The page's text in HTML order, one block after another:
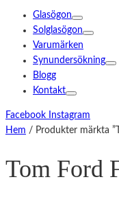
Glasögon
Solglasögon
Varumärken
Synundersökning
Blogg
Kontakt
Facebook
Instagram
Hem / Produkter märkta
Tom Ford